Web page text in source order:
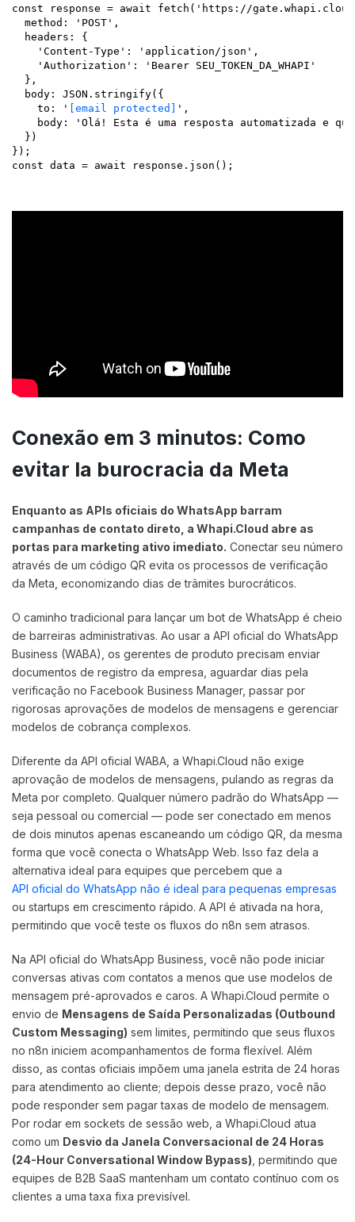
const response = await fetch('https://
  method: 'POST',
  headers: {
    'Content-Type': 'application/json',
    'Authorization': 'Bearer SEU_TOKEN_DA_WHAPI'
  },
  body: JSON.stringify({
    to: '
[email protected]
',
body: 'Olá! Esta é uma resposta automatizada e
  })
});
const data = await response.json();
Conexão em 3 minutos: Como
evitar la burocracia da Meta
Enquanto as APIs oficiais do WhatsApp barram
campanhas de contato direto, a Whapi.Cloud abre as
portas para marketing ativo imediato. Conectar seu número
através de um código QR evita os processos de verificação
da Meta, economizando dias de trâmites burocráticos.
O caminho tradicional para lançar um bot de WhatsApp é cheio
de barreiras administrativas. Ao usar a API oficial do WhatsApp
Business (WABA), os gerentes de produto precisam enviar
documentos de registro da empresa, aguardar dias pela
verificação no Facebook Business Manager, passar por
rigorosas aprovações de modelos de mensagens e gerenciar
modelos de cobrança complexos.
Diferente da API oficial WABA, a Whapi.Cloud não exige
aprovação de modelos de mensagens, pulando as regras da
Meta por completo. Qualquer número padrão do WhatsApp —
seja pessoal ou comercial — pode ser conectado em menos
de dois minutos apenas escaneando um código QR, da mesma
forma que você conecta o WhatsApp Web. Isso faz dela a
alternativa ideal para equipes que percebem que a
API oficial do WhatsApp não é ideal para pequenas empresas
ou startups em crescimento rápido. A API é ativada na hora,
permitindo que você teste os fluxos do n8n sem atrasos.
Na API oficial do WhatsApp Business, você não pode iniciar
conversas ativas com contatos a menos que use modelos de
mensagem pré-aprovados e caros. A Whapi.Cloud permite o
envio de Mensagens de Saída Personalizadas (Outbound
Custom Messaging) sem limites, permitindo que seus fluxos
no n8n iniciem acompanhamentos de forma flexível. Além
disso, as contas oficiais impõem uma janela estrita de 24 horas
para atendimento ao cliente; depois desse prazo, você não
pode responder sem pagar taxas de modelo de mensagem.
Por rodar em sockets de sessão web, a Whapi.Cloud atua
como um Desvio da Janela Conversacional de 24 Horas
(24-Hour Conversational Window Bypass) , permitindo que
equipes de B2B SaaS mantenham um contato contínuo com os
clientes a uma taxa fixa previsível.